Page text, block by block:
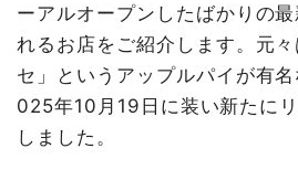
ーアルオープンしたばかりの
れるお店をご紹介します。元
セ」というアップルパイが有
025年10月19日に装い新たに
しました。